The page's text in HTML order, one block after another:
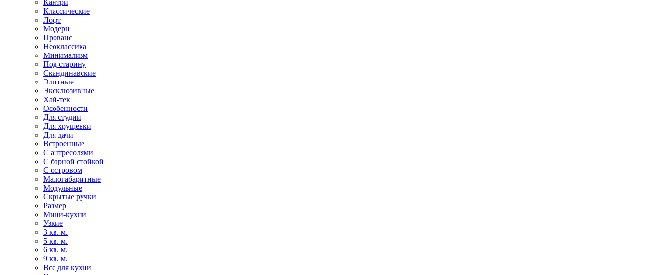
Кантри
Классические
Лофт
Модерн
Прованс
Неоклассика
Минимализм
Под старину
Скандинавские
Элитные
Эксклюзивные
Хай-тек
Особенности
Для студии
Для хрущевки
Для дачи
Встроенные
С антресолями
С барной стойкой
С островом
Малогабаритные
Модульные
Скрытые ручки
Размер
Мини-кухни
Узкие
3 кв. м.
5 кв. м.
6 кв. м.
9 кв. м.
Все для кухни